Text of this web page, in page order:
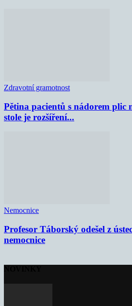
Zdravotní gramotnost
Pětina pacientů s nádorem
stole je rozšíření...
Nemocnice
Profesor Táborský odešel z
nemocnice